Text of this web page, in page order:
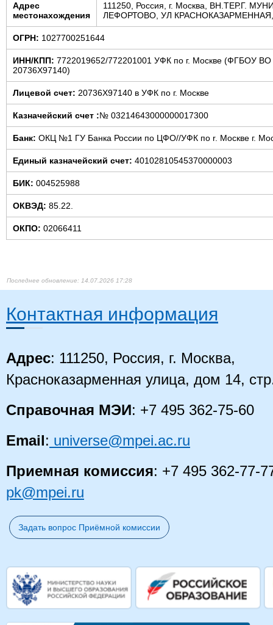
Адрес
местонахождения
111250, Россия, г. Москва, ВН.ТЕР.Г.
ЛЕФОРТОВО, УЛ КРАСНОКАЗАРМЕННАЯ,
ОГРН: 1027700251644
ИНН/КПП: 7722019652/772201001 УФК по г. Москве (ФГБОУ
20736X97140)
Лицевой счет: 20736Х97140 в УФК по г. Москве
Казначейский счет :№ 03214643000000017300
Банк: ОКЦ №1 ГУ Банка России по ЦФО//УФК по r. Москве г.
Единый казначейский счет: 40102810545370000003
БИК: 004525988
ОКВЭД: 85.22.
ОКПО: 02066411
14.07.2026 17:28
Контактная информация
Адрес: 111250, Россия, г. Москва,
Красноказарменная улица, дом 14,
Справочная МЭИ: +7 495 362-75-60
Email: universe@mpei.ac.ru
Приемная комиссия: +7 495 362-77-
pk@mpei.ru
Задать вопрос Приёмной комиссии